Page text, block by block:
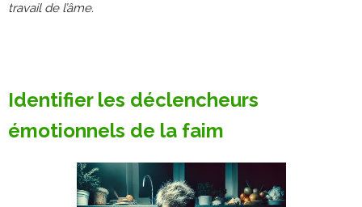
travail de l’âme.
Identifier les déclencheurs
émotionnels de la faim